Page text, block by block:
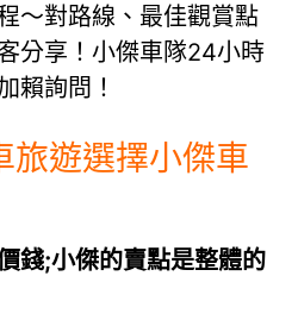
～對路線、最佳觀賞點
分享！小傑車隊24小時
賴詢問！
旅遊選擇小傑車
錢;小傑的賣點是整體的